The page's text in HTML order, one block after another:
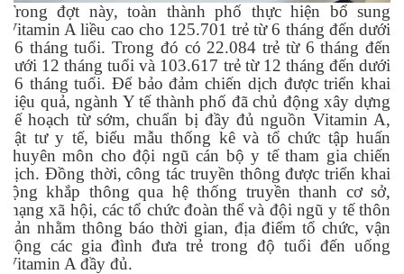
Trong đợt này, toàn thành phố thực hiện bổ sung
Vitamin A liều cao cho 125.701 trẻ từ 6 tháng đến dưới
36 tháng tuổi. Trong đó có 22.084 trẻ từ 6 tháng đến
dưới 12 tháng tuổi và 103.617 trẻ từ 12 tháng đến dưới
36 tháng tuổi. Để bảo đảm chiến dịch được triển khai
hiệu quả, ngành Y tế thành phố đã chủ động xây dựng
kế hoạch từ sớm, chuẩn bị đầy đủ nguồn Vitamin A,
vật tư y tế, biểu mẫu thống kê và tổ chức tập huấn
chuyên môn cho đội ngũ cán bộ y tế tham gia chiến
dịch. Đồng thời, công tác truyền thông được triển khai
rộng khắp thông qua hệ thống truyền thanh cơ sở,
mạng xã hội, các tổ chức đoàn thể và đội ngũ y tế thôn
bản nhằm thông báo thời gian, địa điểm tổ chức, vận
động các gia đình đưa trẻ trong độ tuổi đến uống
Vitamin A đầy đủ.